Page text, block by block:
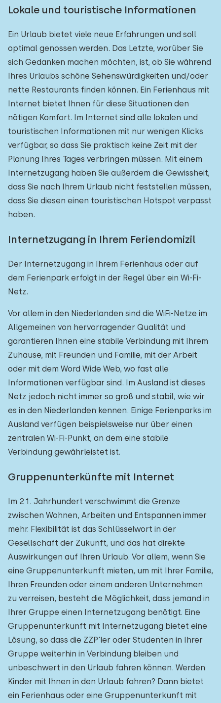
Lokale und touristische Informationen
Ein Urlaub bietet viele neue Erfahrungen und soll
optimal genossen werden. Das Letzte, worüber Sie
sich Gedanken machen möchten, ist, ob Sie während
Ihres Urlaubs schöne Sehenswürdigkeiten und/oder
nette Restaurants finden können. Ein Ferienhaus mit
Internet bietet Ihnen für diese Situationen den
nötigen Komfort. Im Internet sind alle lokalen und
touristischen Informationen mit nur wenigen Klicks
verfügbar, so dass Sie praktisch keine Zeit mit der
Planung Ihres Tages verbringen müssen. Mit einem
Internetzugang haben Sie außerdem die Gewissheit,
dass Sie nach Ihrem Urlaub nicht feststellen müssen,
dass Sie diesen einen touristischen Hotspot verpasst
haben.
Internetzugang in Ihrem Feriendomizil
Der Internetzugang in Ihrem Ferienhaus oder auf
dem Ferienpark erfolgt in der Regel über ein Wi-Fi-
Netz.
Vor allem in den Niederlanden sind die WiFi-Netze im
Allgemeinen von hervorragender Qualität und
garantieren Ihnen eine stabile Verbindung mit Ihrem
Zuhause, mit Freunden und Familie, mit der Arbeit
oder mit dem Word Wide Web, wo fast alle
Informationen verfügbar sind. Im Ausland ist dieses
Netz jedoch nicht immer so groß und stabil, wie wir
es in den Niederlanden kennen. Einige Ferienparks im
Ausland verfügen beispielsweise nur über einen
zentralen Wi-Fi-Punkt, an dem eine stabile
Verbindung gewährleistet ist.
Gruppenunterkünfte mit Internet
Im 21. Jahrhundert verschwimmt die Grenze
zwischen Wohnen, Arbeiten und Entspannen immer
mehr. Flexibilität ist das Schlüsselwort in der
Gesellschaft der Zukunft, und das hat direkte
Auswirkungen auf Ihren Urlaub. Vor allem, wenn Sie
eine Gruppenunterkunft mieten, um mit Ihrer Familie,
Ihren Freunden oder einem anderen Unternehmen
zu verreisen, besteht die Möglichkeit, dass jemand in
Ihrer Gruppe einen Internetzugang benötigt. Eine
Gruppenunterkunft mit Internetzugang bietet eine
Lösung, so dass die ZZP'ler oder Studenten in Ihrer
Gruppe weiterhin in Verbindung bleiben und
unbeschwert in den Urlaub fahren können. Werden
Kinder mit Ihnen in den Urlaub fahren? Dann bietet
ein Ferienhaus oder eine Gruppenunterkunft mit